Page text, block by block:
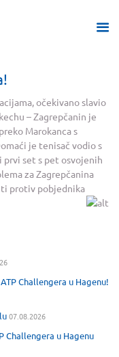
očekivano slavio
– Zagrepčanin je
Marokanca s
je tenisač vodio s
prvi set s pet osvojenih
za Zagrepčanina
protiv pobjednika
Challengera u Hagenu!
07.08.2026
Challengera u Hagenu